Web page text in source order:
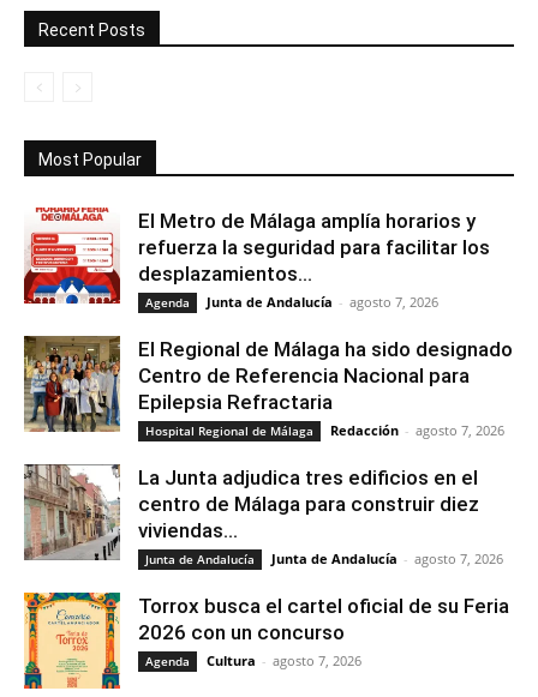
Recent Posts
Most Popular
El Metro de Málaga amplía horarios y
refuerza la seguridad para facilitar los
desplazamientos...
Agenda Junta de Andalucía - agosto 7, 2026
El Regional de Málaga ha sido designado
Centro de Referencia Nacional para
Epilepsia Refractaria
Hospital Regional de Málaga Redacción - agosto 7, 2026
La Junta adjudica tres edificios en el
centro de Málaga para construir diez
viviendas...
Junta de Andalucía Junta de Andalucía - agosto 7, 2026
Torrox busca el cartel oficial de su Feria
2026 con un concurso
Agenda Cultura - agosto 7, 2026